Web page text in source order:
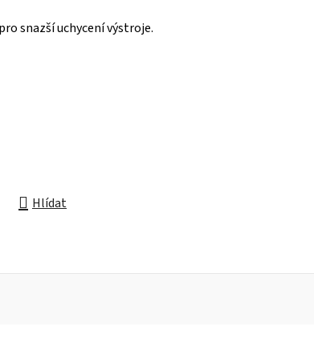
snazší uchycení výstroje.
Hlídat